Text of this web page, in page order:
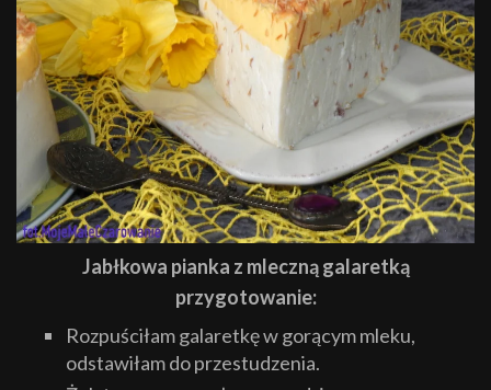
Jabłkowa pianka z mleczną galaretką
przygotowanie:
Rozpuściłam galaretkę w gorącym mleku,
odstawiłam do przestudzenia.